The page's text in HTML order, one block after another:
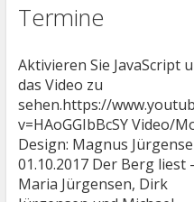
Termine
Aktivieren Sie JavaScript
das Video zu
sehen.https://
v=HAoGGIbBcSY Video/
Design: Magnus
01.10.2017 Der Berg liest
Maria Jürgensen, Dirk